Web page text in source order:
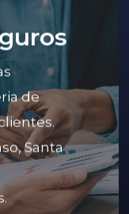
de
Santa